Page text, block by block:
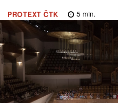
PROTEXT ČTK 5min.